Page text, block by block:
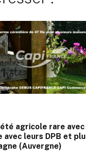
agricole rare
leurs DPB et
(Auvergne)